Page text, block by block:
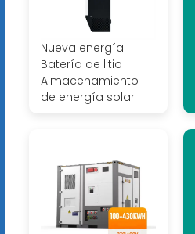
Nueva energía
Batería de litio
Almacenamiento
de energía solar